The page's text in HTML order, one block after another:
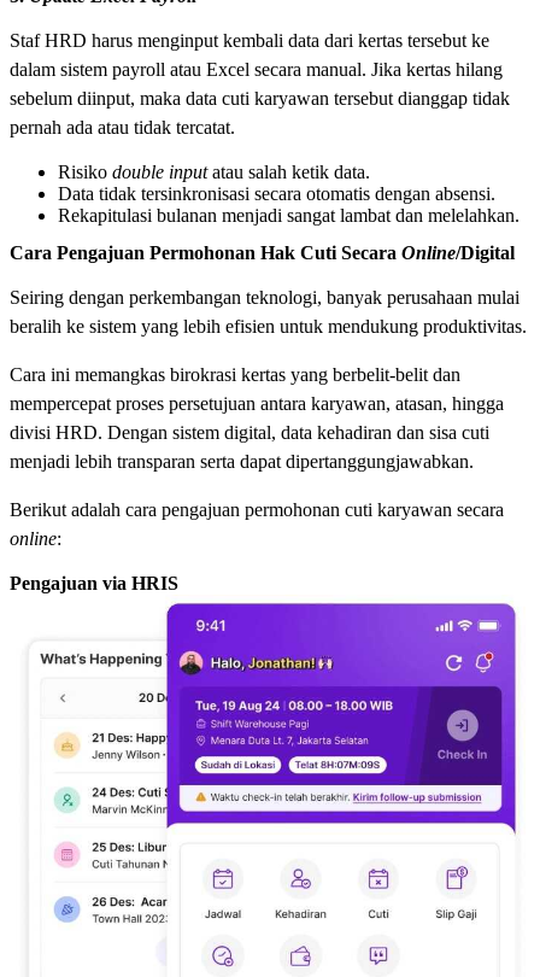
Staf HRD harus menginput kembali data dari kertas tersebut ke
dalam sistem payroll atau Excel secara manual. Jika kertas hilang
sebelum diinput, maka data cuti karyawan tersebut dianggap tidak
pernah ada atau tidak tercatat.
Risiko double inputatau salah ketik data.
Data tidak tersinkronisasi secara otomatis dengan absensi.
Rekapitulasi bulanan menjadi sangat lambat dan melelahkan.
Cara Pengajuan Permohonan Hak Cuti Secara Online/Digital
Seiring dengan perkembangan teknologi, banyak perusahaan mulai
beralih ke sistem yang lebih efisien untuk mendukung produktivitas.
Cara ini memangkas birokrasi kertas yang berbelit-belit dan
mempercepat proses persetujuan antara karyawan, atasan, hingga
divisi HRD. Dengan sistem digital, data kehadiran dan sisa cuti
menjadi lebih transparan serta dapat dipertanggungjawabkan.
Berikut adalah cara pengajuan permohonan cuti karyawan secara
online:
Pengajuan via HRIS